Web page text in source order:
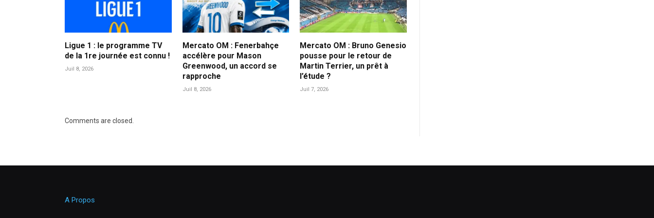
Ligue 1 : le programme TV
de la 1re journée est connu !
Juil 8, 2026
Mercato OM : Fenerbahçe
accélère pour Mason
Greenwood, un accord se
rapproche
Juil 8, 2026
Mercato OM : Bruno Genesio
pousse pour le retour de
Martin Terrier, un prêt à
l’étude ?
Juil 7, 2026
Comments are closed.
A Propos